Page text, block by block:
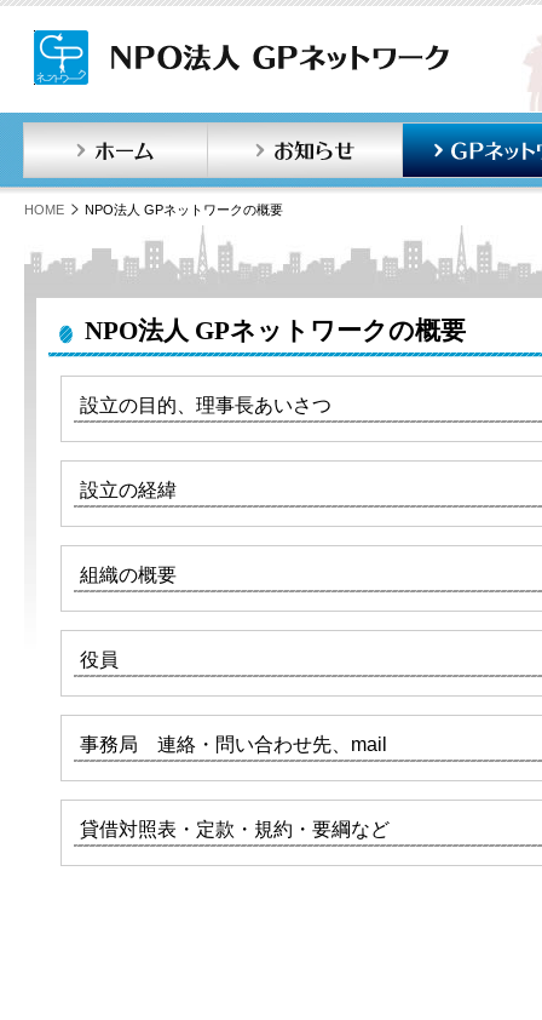
お知らせ
HOME NPO法人 GPネットワークの概要
NPO法人 GPネットワークの概要
設立の目的、理事長あいさつ
設立の経緯
組織の概要
役員
事務局 連絡・問い合わせ先、mail
貸借対照表・定款・規約・要綱など